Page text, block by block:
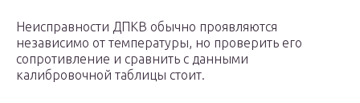
Неисправности ДПКВ обычно проявляются
независимо от температуры, но проверить его
сопротивление и сравнить с данными
калибровочной таблицы стоит.